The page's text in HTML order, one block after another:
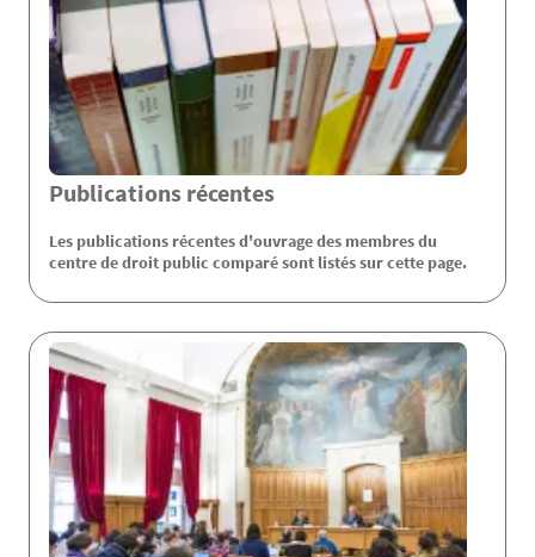
Publications récentes
Les publications récentes d'ouvrage des membres du
centre de droit public comparé sont listés sur cette page.